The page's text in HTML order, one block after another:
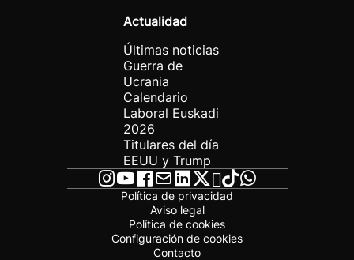
Actualidad
Últimas noticias
Guerra de
Ucrania
Calendario
Laboral Euskadi
2026
Titulares del día
EEUU y Trump
Política de privacidad
Aviso legal
Política de cookies
Configuración de cookies
Contacto